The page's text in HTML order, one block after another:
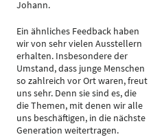
Johann.
Ein ähnliches Feedback haben
wir von sehr vielen Ausstellern
erhalten. Insbesondere der
Umstand, dass junge Menschen
so zahlreich vor Ort waren, freut
uns sehr. Denn sie sind es, die
die Themen, mit denen wir alle
uns beschäftigen, in die nächste
Generation weitertragen.